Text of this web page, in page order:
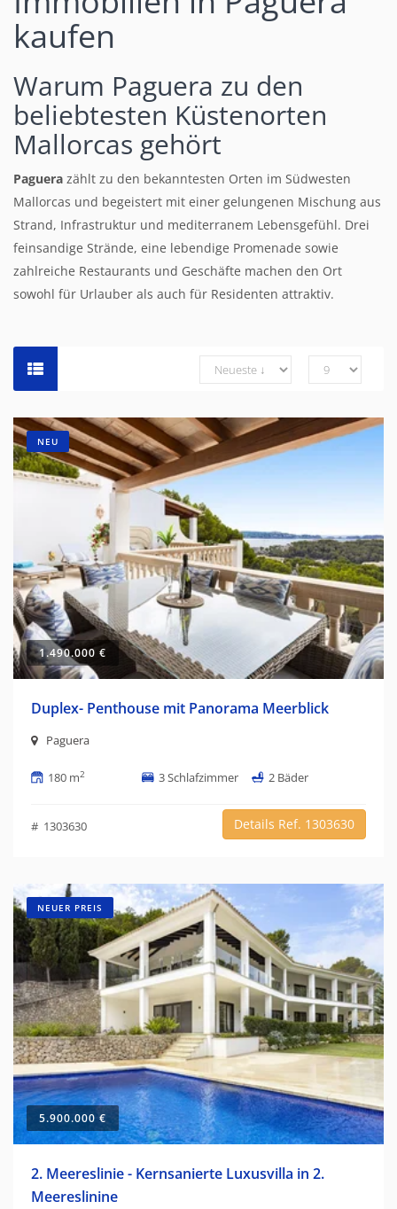
kaufen
Warum Paguera zu den
beliebtesten Küstenorten
Mallorcas gehört
Paguera zählt zu den bekanntesten Orten im Südwesten
Mallorcas und begeistert mit einer gelungenen Mischung aus
Strand, Infrastruktur und mediterranem Lebensgefühl. Drei
feinsandige Strände, eine lebendige Promenade sowie
zahlreiche Restaurants und Geschäfte machen den Ort
sowohl für Urlauber als auch für Residenten attraktiv.
NEU
1.490.000 €
Duplex- Penthouse mit Panorama Meerblick
Paguera
180 m2 3 Schlafzimmer 2 Bäder
# 1303630 Details Ref. 1303630
NEUER PREIS
5.900.000 €
2. Meereslinie - Kernsanierte Luxusvilla in 2.
Meereslinine